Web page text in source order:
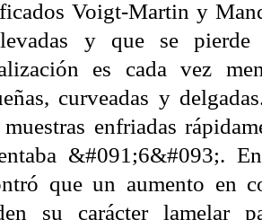
Voigt-Martin y
y que se
es cada vez
curveadas y
muestras enfriadas
&#091;6&#093;.
que un aumento en
su carácter lamelar